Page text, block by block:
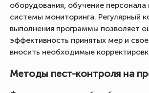
оборудования, обучение персонала
системы мониторинга. Регулярный
выполнения программы позволяет
эффективность принятых мер и
вносить необходимые
Методы пест-контроля на